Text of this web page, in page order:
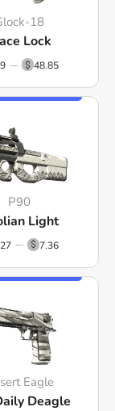
18
Lock
48.85
P90
Light
7.36
Eagle
Deagle